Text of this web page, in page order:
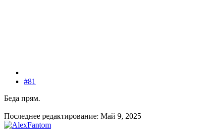
#81
Беда прям.
Последнее редактирование: Май 9, 2025